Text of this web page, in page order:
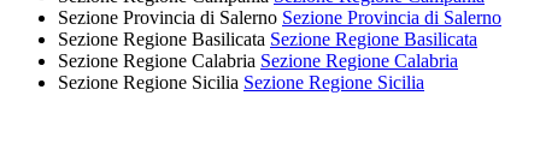
Sezione Provincia di Salerno Sezione Provincia di Salerno
Sezione Regione Basilicata Sezione Regione Basilicata
Sezione Regione Calabria Sezione Regione Calabria
Sezione Regione Sicilia Sezione Regione Sicilia